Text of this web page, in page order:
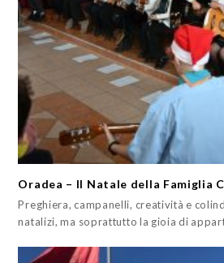
Oradea – Il Natale della Famiglia
Preghiera, campanelli, creatività e
natalizi, ma soprattutto la gioia di